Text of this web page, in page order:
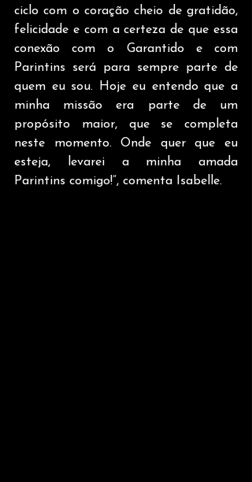
ciclo com o coração cheio de gratidão,
felicidade e com a certeza de que essa
conexão com o Garantido e com
Parintins será para sempre parte de
quem eu sou. Hoje eu entendo que a
minha missão era parte de um
propósito maior, que se completa
neste momento. Onde quer que eu
esteja, levarei a minha amada
Parintins comigo!”, comenta Isabelle.